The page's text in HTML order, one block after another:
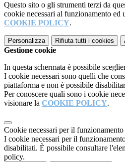
Questo sito o gli strumenti terzi da
cookie necessari al funzionamento
COOKIE POLICY.
Personalizza Rifiuta tutti i cookies
Gestione cookie
In questa schermata è possibile
I cookie necessari sono quelli che
piattaforma e non è possibile
Per conoscere quali sono i cookie
visionare la COOKIE POLICY.
Cookie necessari per il funzionamento
I cookie necessari per il
disabilitati. È possibile consultare
policy.